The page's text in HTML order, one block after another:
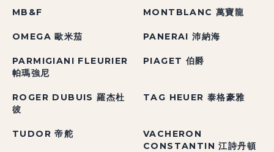
MB&F MONTBLANC 萬寶龍
OMEGA 歐米茄 PANERAI 沛納海
PARMIGIANI FLEURIER
帕瑪強尼
PIAGET 伯爵
ROGER DUBUIS 羅杰杜
彼
TAG HEUER 泰格豪雅
TUDOR 帝舵
VACHERON
CONSTANTIN 江詩丹頓